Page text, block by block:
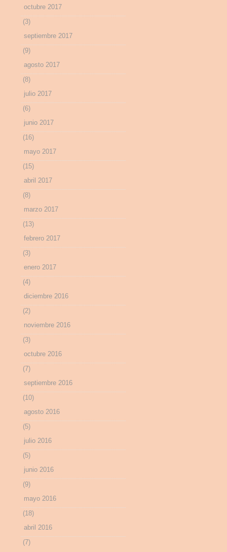
octubre 2017
(3)
septiembre 2017
(9)
agosto 2017
(8)
julio 2017
(6)
junio 2017
(16)
mayo 2017
(15)
abril 2017
(8)
marzo 2017
(13)
febrero 2017
(3)
enero 2017
(4)
diciembre 2016
(2)
noviembre 2016
(3)
octubre 2016
(7)
septiembre 2016
(10)
agosto 2016
(5)
julio 2016
(5)
junio 2016
(9)
mayo 2016
(18)
abril 2016
(7)